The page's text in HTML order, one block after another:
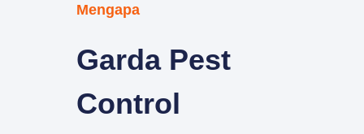
Mengapa
Garda Pest
Control